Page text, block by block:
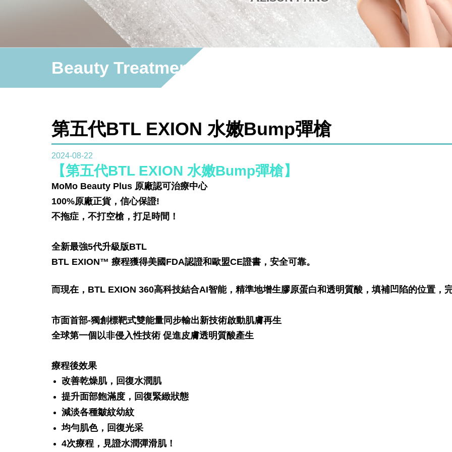
Beauty Treatment
第五代BTL EXION 水嫩Bump彈槍
2024-08-22
【第五代BTL EXION 水嫩Bump彈槍】
MoMo Beauty Plus 原廠認可治療中心
100%原廠正貨，信心保證!
不拖症，不打空槍，打足時間！
全新最強5代升級版BTL
BTL EXION™ 療程獲得美國FDA認證和歐盟CE證書，安全可靠。
而現在，BTL EXION 360高科技結合AI智能，精準地增生膠原蛋白和透明質酸，填補凹陷的位置，
市面首部-獨創標靶式雙能量同步輸出新技術啟動肌膚再生
全球第一個以非侵入性技術 促進皮膚透明質酸產生
療程後效果
改善乾燥肌，回復水潤肌
提升面部飽滿度，回復緊緻狀態
減淡各種皺紋幼紋
均勻肌色，回復光采
4次療程，見證水潤彈滑肌！